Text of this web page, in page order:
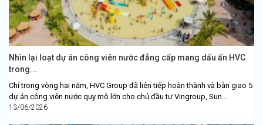
Nhìn lại loạt dự án công viên nước đẳng cấp mang dấu ấn HVC
trong...
Chỉ trong vòng hai năm, HVC Group đã liên tiếp hoàn thành và bàn giao 5
dự án công viên nước quy mô lớn cho chủ đầu tư Vingroup, Sun...
13/06/2026